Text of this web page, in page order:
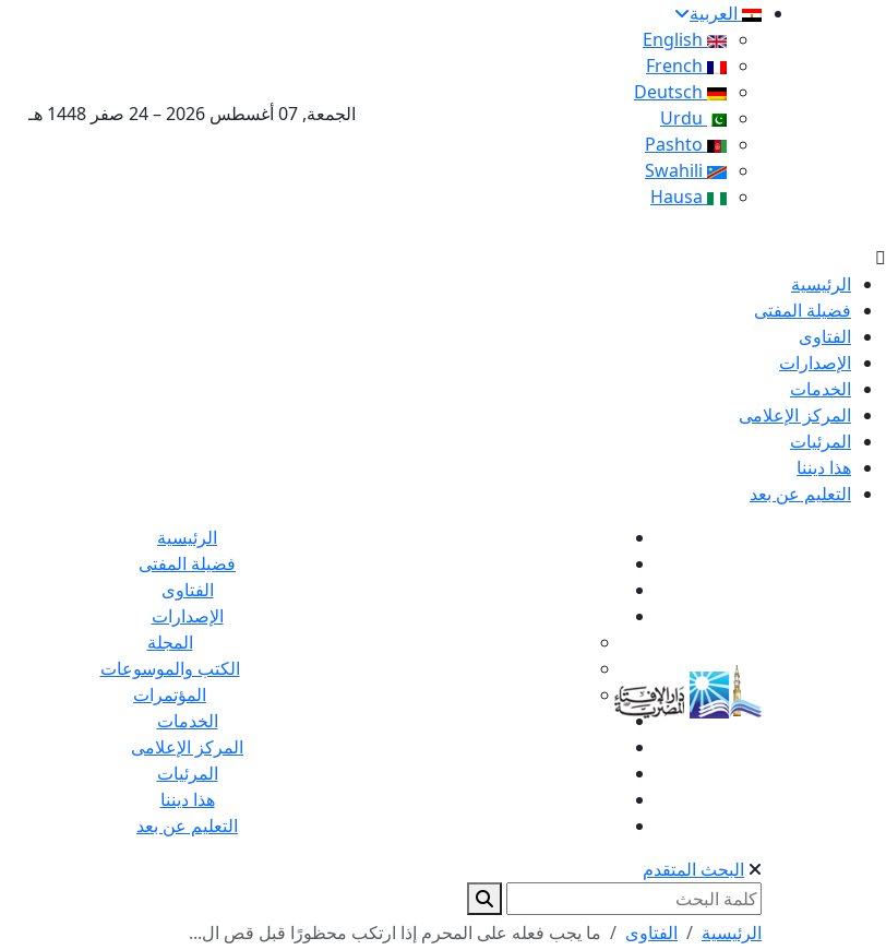
العربية
الجمعة, 07 أغسطس 2026 – 24 صفر 1448 هـ
الرئيسية
فضيلة المفتى
الفتاوى
الإصدارات
الخدمات
المركز الإعلامى
المرئيات
هذا ديننا
التعليم عن بعد
الرئيسية
فضيلة المفتى
الفتاوى
الإصدارات
المجلة
الكتب والموسوعات
المؤتمرات
الخدمات
المركز الإعلامى
المرئيات
هذا ديننا
التعليم عن بعد
البحث المتقدم
الرئيسية الفتاوى ما يجب فعله على المحرم إذا ارتكب محظورًا قبل قص ال...